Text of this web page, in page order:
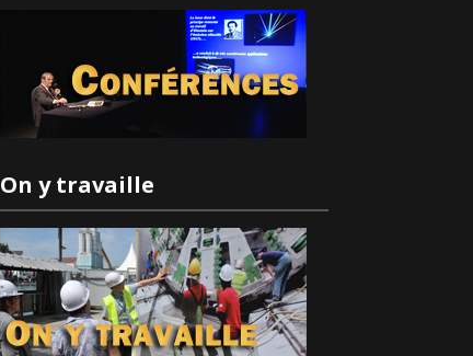
On y travaille